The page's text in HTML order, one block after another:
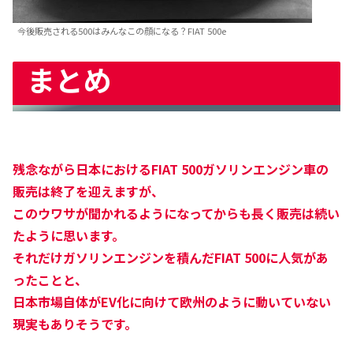
今後販売される500はみんなこの顔になる？FIAT 500e
まとめ
残念ながら日本におけるFIAT 500ガソリンエンジン車の
販売は終了を迎えますが、
このウワサが聞かれるようになってからも長く販売は続い
たように思います。
それだけガソリンエンジンを積んだFIAT 500に人気があ
ったことと、
日本市場自体がEV化に向けて欧州のように動いていない
現実もありそうです。